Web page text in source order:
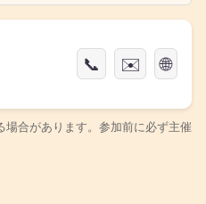
📞 ✉️ 🌐
合があります。参加前に必ず主催